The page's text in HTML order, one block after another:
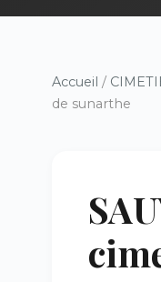
Accueil /
de sunarthe